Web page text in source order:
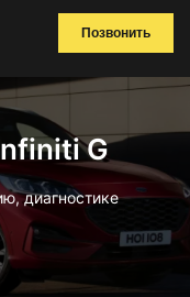
Позвонить
G
диагностике